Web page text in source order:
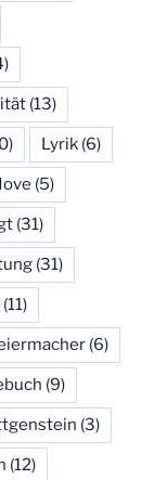
(13)
Lyrik (6)
(5)
(31)
(31)
(11)
(6)
(9)
(3)
(12)